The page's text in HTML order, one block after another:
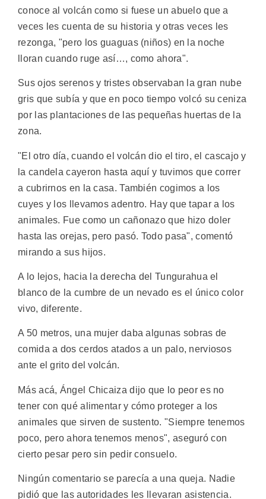
conoce al volcán como si fuese un abuelo que a
veces les cuenta de su historia y otras veces les
rezonga, "pero los guaguas (niños) en la noche
lloran cuando ruge así…, como ahora".
Sus ojos serenos y tristes observaban la gran nube
gris que subía y que en poco tiempo volcó su ceniza
por las plantaciones de las pequeñas huertas de la
zona.
"El otro día, cuando el volcán dio el tiro, el cascajo y
la candela cayeron hasta aquí y tuvimos que correr
a cubrirnos en la casa. También cogimos a los
cuyes y los llevamos adentro. Hay que tapar a los
animales. Fue como un cañonazo que hizo doler
hasta las orejas, pero pasó. Todo pasa", comentó
mirando a sus hijos.
A lo lejos, hacia la derecha del Tungurahua el
blanco de la cumbre de un nevado es el único color
vivo, diferente.
A 50 metros, una mujer daba algunas sobras de
comida a dos cerdos atados a un palo, nerviosos
ante el grito del volcán.
Más acá, Ángel Chicaiza dijo que lo peor es no
tener con qué alimentar y cómo proteger a los
animales que sirven de sustento. "Siempre tenemos
poco, pero ahora tenemos menos", aseguró con
cierto pesar pero sin pedir consuelo.
Ningún comentario se parecía a una queja. Nadie
pidió que las autoridades les llevaran asistencia.